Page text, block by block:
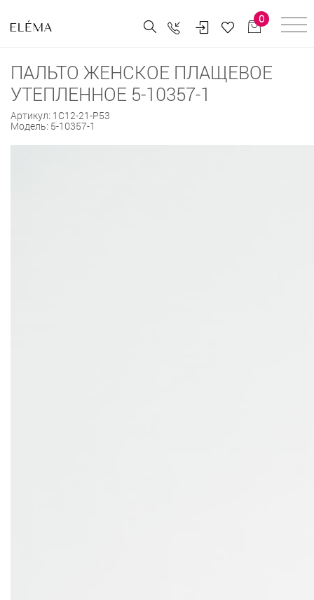
0
ПАЛЬТО ЖЕНСКОЕ ПЛАЩЕВОЕ
УТЕПЛЕННОЕ 5-10357-1
Артикул: 1С12-21-Р53
Модель: 5-10357-1